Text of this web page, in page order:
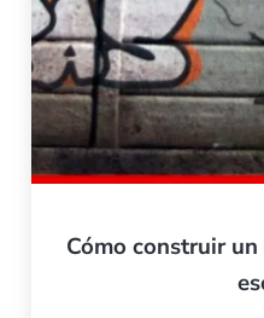
Cómo construir